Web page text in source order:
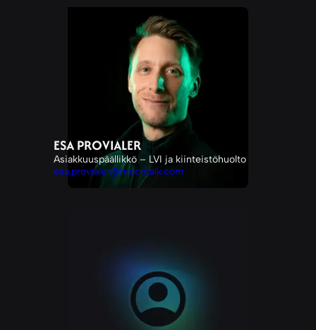
ESA PROVIALER
Asiakkuuspäällikkö – LVI ja kiinteistöhuolto
esa.provialer@moontalk.com